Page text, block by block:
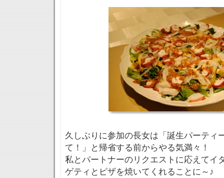
久しぶりに参加の長女は「誕生パーティ
て！」と帰省する前からやる気満々！
私とパートナーのリクエストに応えてイ
ゲティとピザを焼いてくれることに～♪